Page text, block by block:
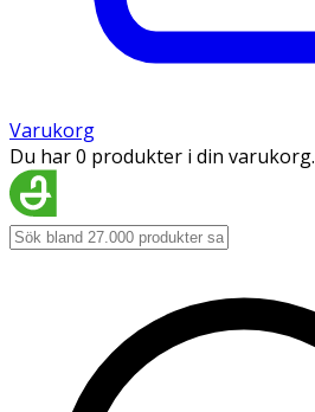
Varukorg
Du har 0 produkter i din varukorg.